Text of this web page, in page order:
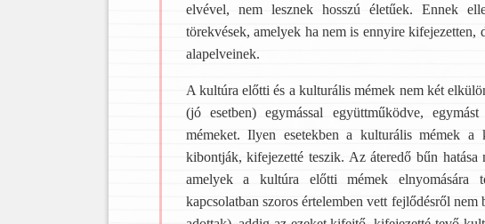
elvével, nem lesznek hosszú életűek. Ennek
törekvések, amelyek ha nem is ennyire kifejezetten,
alapelveinek.
A kultúra előtti és a kulturális mémek nem két
(jó esetben) egymással együttműködve,
mémeket. Ilyen esetekben a kulturális mémek
kibontják, kifejezetté teszik. Az áteredő bűn
amelyek a kultúra előtti mémek elnyomására
kapcsolatban szoros értelemben vett fejlődésről nem